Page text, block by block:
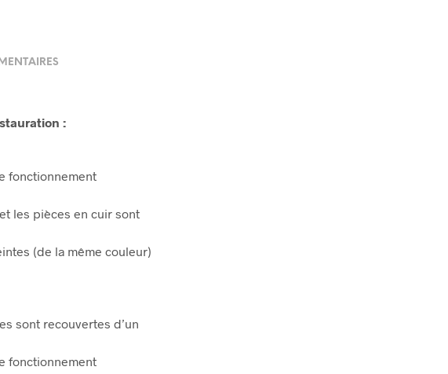
:
fonctionnement
les pièces en cuir sont
(de la même couleur)
sont recouvertes d’un
fonctionnement